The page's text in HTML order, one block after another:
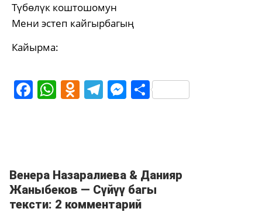
Түбөлүк коштошомун
Мени эстеп кайгырбагың
Кайырма:
Facebook
WhatsApp
Odnoklassniki
Telegram
Messenger
Share
Венера Назаралиева & Данияр
Жаныбеков — Сүйүү багы
тексти: 2 комментарий